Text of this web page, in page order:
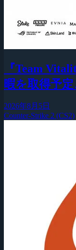
『Team
暇を取得予
2026年8月5日
Counter-Strike 2 (CS2)